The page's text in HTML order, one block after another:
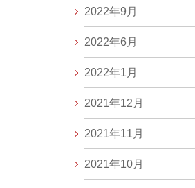
2022年9月
2022年6月
2022年1月
2021年12月
2021年11月
2021年10月